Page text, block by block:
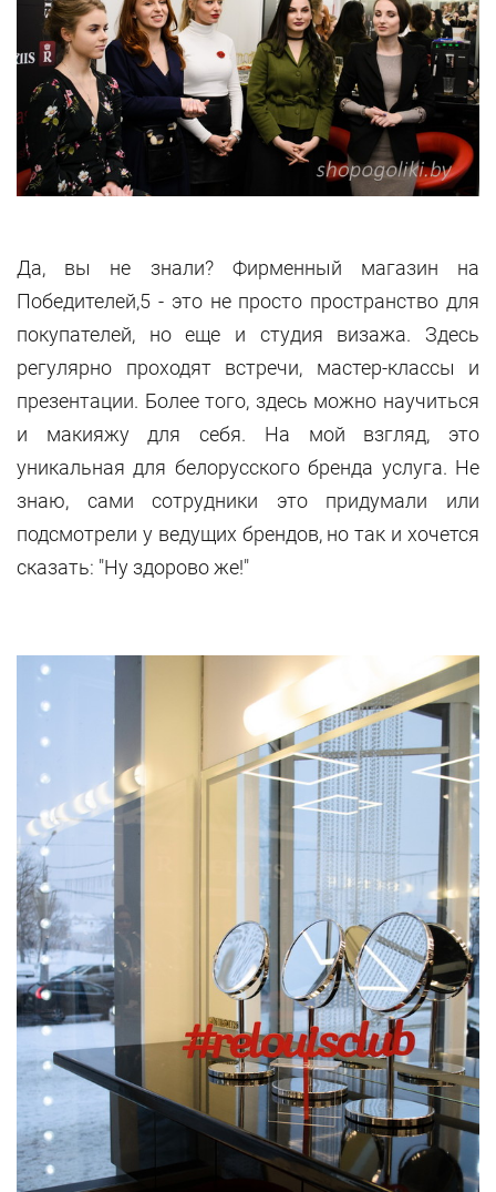
Да, вы не знали? Фирменный магазин на
Победителей,5 - это не просто пространство для
покупателей, но еще и студия визажа. Здесь
регулярно проходят встречи, мастер-классы и
презентации. Более того, здесь можно научиться
и макияжу для себя. На мой взгляд, это
уникальная для белорусского бренда услуга. Не
знаю, сами сотрудники это придумали или
подсмотрели у ведущих брендов, но так и хочется
сказать: "Ну здорово же!"